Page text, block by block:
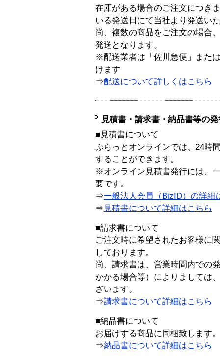
在庫がある場合のご注文につき
いる発送日にて当社より発送い
尚、複数の商品をご注文の場合
発送となります。
※配送業者は「佐川急便」また
けます
⇒配送について詳しくはこちら
見積書・請求書・納品書等の
■見積書について
ぷらっとオンラインでは、24時
することができます。
※オンライン見積書発行には、
要です。
⇒一般法人会員（BizID）の詳細
⇒ 見積書について詳細はこちら
■請求書について
ご注文時に希望されたお客様に
しております。
尚、請求書は、営業時間内での
かかる場合等）によりましては
ざいます。
⇒請求書について詳細はこちら
■納品書について
お届けする商品に同梱致します。
⇒納品書について詳細はこちら